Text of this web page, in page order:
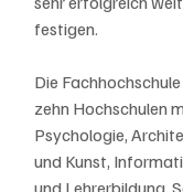
festigen.
Die
zehn Hochschulen
Psychologie,
und Kunst,
und Lehrerbildung,